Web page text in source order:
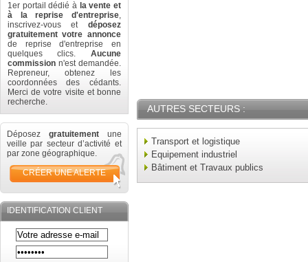
1er portail dédié à la vente et
à la reprise d'entreprise,
inscrivez-vous et déposez
gratuitement votre annonce
de reprise d'entreprise en
quelques clics. Aucune
commission n'est demandée.
Repreneur, obtenez les
coordonnées des cédants.
Merci de votre visite et bonne
recherche.
Déposez gratuitement une
veille par secteur d’activité et
par zone géographique.
CRÉER UNE ALERTE
IDENTIFICATION CLIENT
AUTRES SECTEURS :
Transport et logistique
Equipement industriel
Bâtiment et Travaux publics